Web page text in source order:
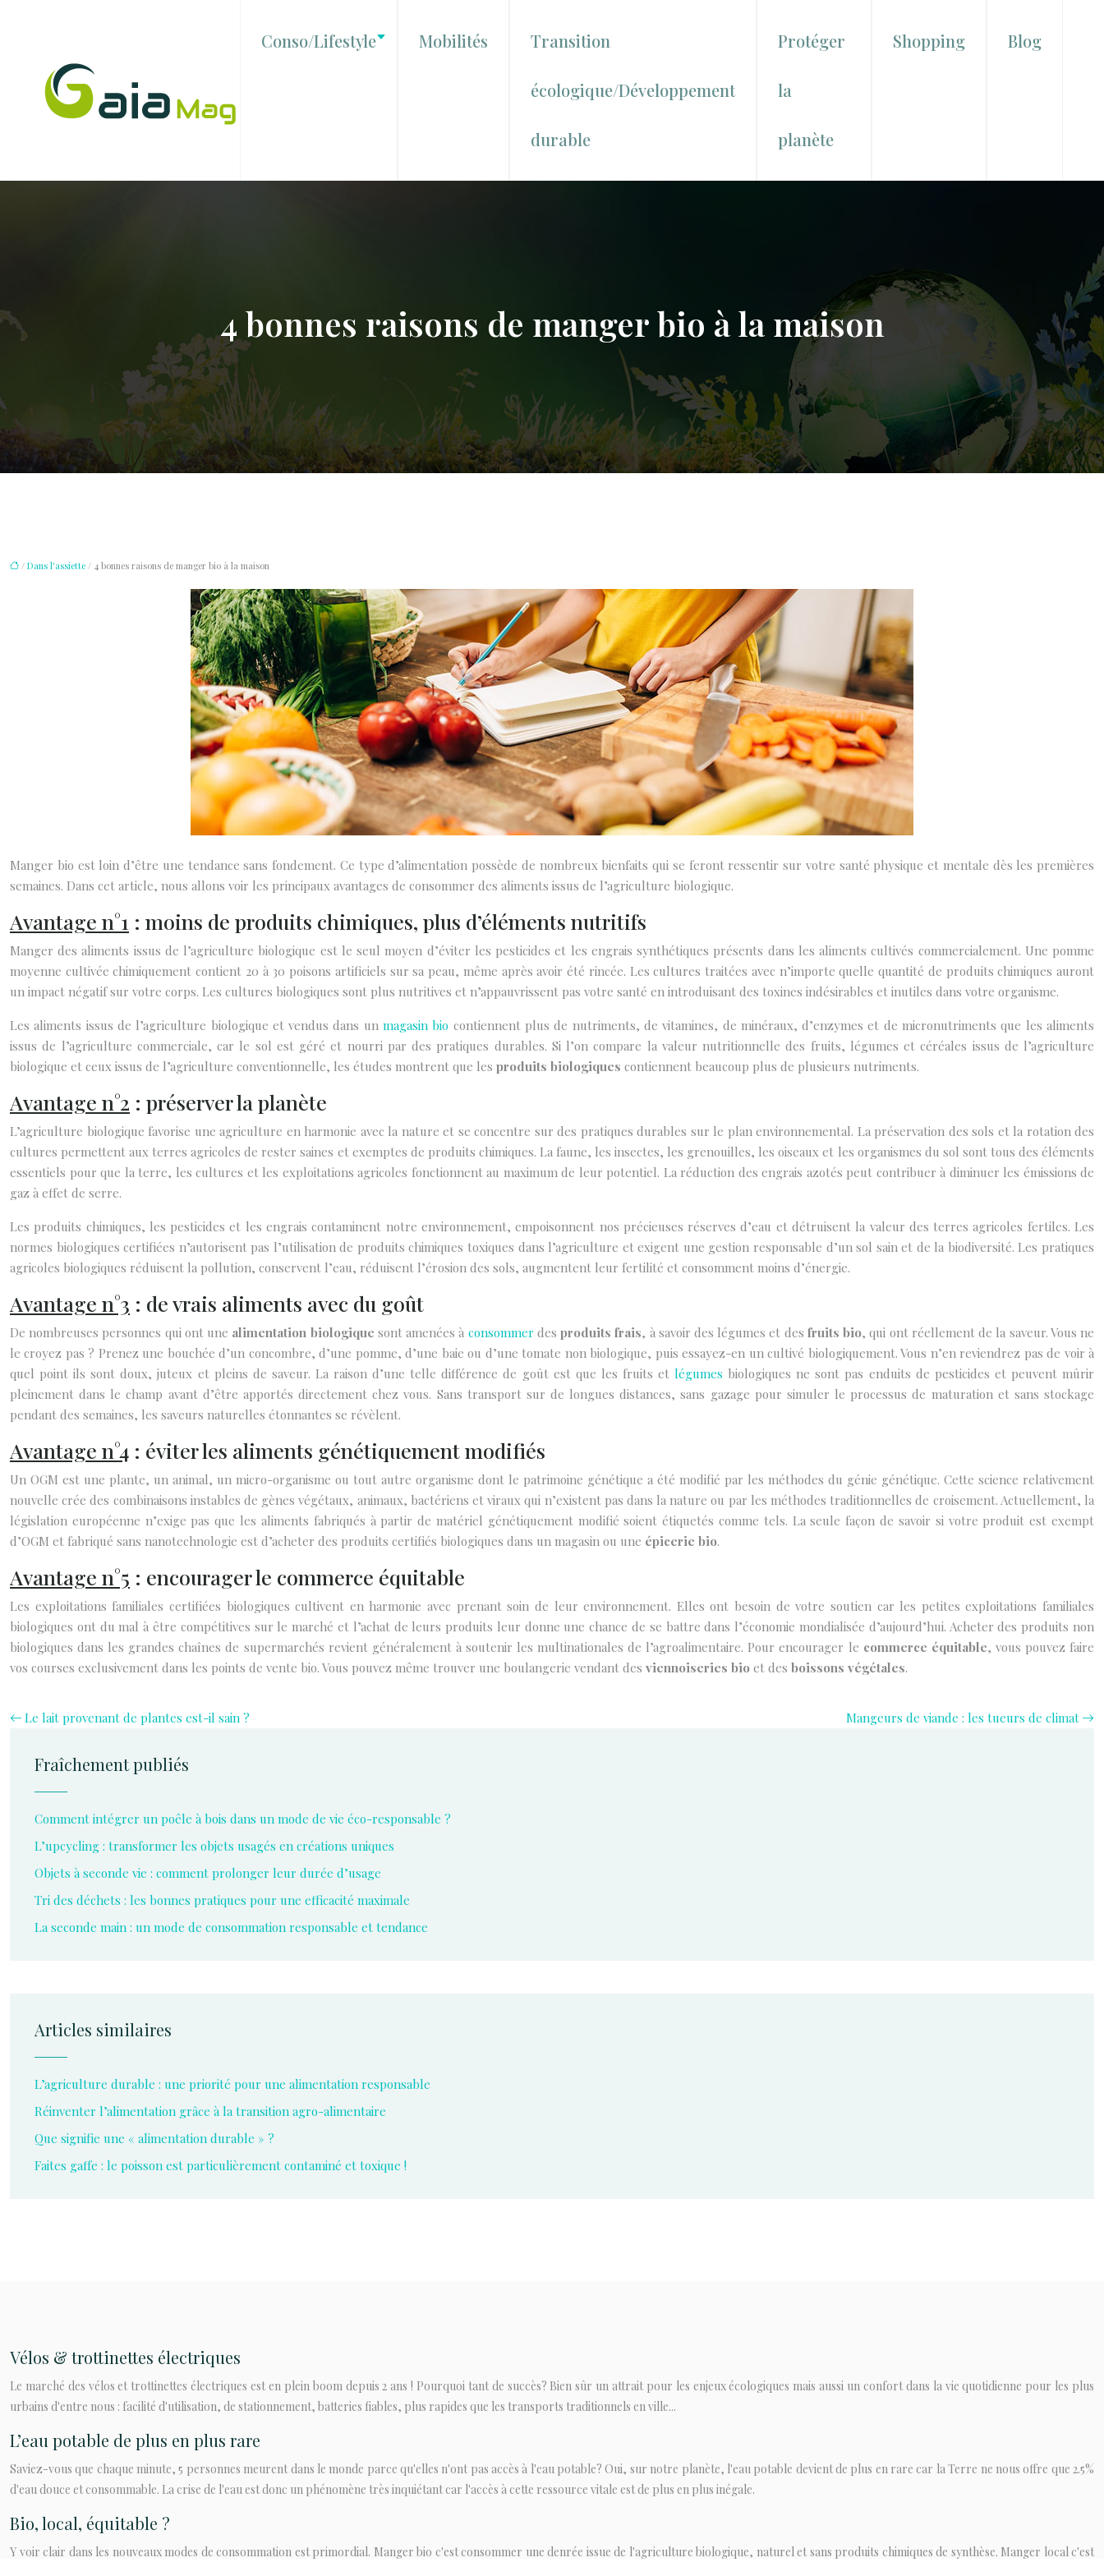
Conso/Lifestyle Mobilités Transition
écologique/Développement
durable
Protéger
la
planète
Shopping Blog
4 bonnes raisons de manger bio à la maison
/ Dans l'assiette / 4 bonnes raisons de manger bio à la maison
Manger bio est loin d’être une tendance sans fondement. Ce type d’alimentation possède de nombreux bienfaits qui se feront ressentir sur votre santé physique et mentale dès les premières
semaines. Dans cet article, nous allons voir les principaux avantages de consommer des aliments issus de l’agriculture biologique.
Avantage n°1 : moins de produits chimiques, plus d’éléments nutritifs
Manger des aliments issus de l’agriculture biologique est le seul moyen d’éviter les pesticides et les engrais synthétiques présents dans les aliments cultivés commercialement. Une pomme
moyenne cultivée chimiquement contient 20 à 30 poisons artificiels sur sa peau, même après avoir été rincée. Les cultures traitées avec n’importe quelle quantité de produits chimiques auront
un impact négatif sur votre corps. Les cultures biologiques sont plus nutritives et n’appauvrissent pas votre santé en introduisant des toxines indésirables et inutiles dans votre organisme.
Les aliments issus de l’agriculture biologique et vendus dans unmagasin bio contiennent plus de nutriments, de vitamines, de minéraux, d’enzymes et de micronutriments que les aliments
issus de l’agriculture commerciale, car le sol est géré et nourri par des pratiques durables. Si l’on compare la valeur nutritionnelle des fruits, légumes et céréales issus de l’agriculture
biologique et ceux issus de l’agriculture conventionnelle, les études montrent que les produits biologiques contiennent beaucoup plus de plusieurs nutriments.
Avantage n°2 : préserver la planète
L’agriculture biologique favorise une agriculture en harmonie avec la nature et se concentre sur des pratiques durables sur le plan environnemental. La préservation des sols et la rotation des
cultures permettent aux terres agricoles de rester saines et exemptes de produits chimiques. La faune, les insectes, les grenouilles, les oiseaux et les organismes du sol sont tous des éléments
essentiels pour que la terre, les cultures et les exploitations agricoles fonctionnent au maximum de leur potentiel. La réduction des engrais azotés peut contribuer à diminuer les émissions de
gaz à effet de serre.
Les produits chimiques, les pesticides et les engrais contaminent notre environnement, empoisonnent nos précieuses réserves d’eau et détruisent la valeur des terres agricoles fertiles. Les
normes biologiques certifiées n’autorisent pas l’utilisation de produits chimiques toxiques dans l’agriculture et exigent une gestion responsable d’un sol sain et de la biodiversité. Les pratiques
agricoles biologiques réduisent la pollution, conservent l’eau, réduisent l’érosion des sols, augmentent leur fertilité et consomment moins d’énergie.
Avantage n°3 : de vrais aliments avec du goût
De nombreuses personnes qui ont une alimentation biologique sont amenées à consommer desproduits frais, à savoir des légumes et des fruits bio, qui ont réellement de la saveur. Vous ne
le croyez pas ? Prenez une bouchée d’un concombre, d’une pomme, d’une baie ou d’une tomate non biologique, puis essayez-en un cultivé biologiquement. Vous n’en reviendrez pas de voir à
quel point ils sont doux, juteux et pleins de saveur. La raison d’une telle différence de goût est que les fruits etlégumes biologiques ne sont pas enduits de pesticides et peuvent mûrir
pleinement dans le champ avant d’être apportés directement chez vous. Sans transport sur de longues distances, sans gazage pour simuler le processus de maturation et sans stockage
pendant des semaines, les saveurs naturelles étonnantes se révèlent.
Avantage n°4 : éviter les aliments génétiquement modifiés
Un OGM est une plante, un animal, un micro-organisme ou tout autre organisme dont le patrimoine génétique a été modifié par les méthodes du génie génétique. Cette science relativement
nouvelle crée des combinaisons instables de gènes végétaux, animaux, bactériens et viraux qui n’existent pas dans la nature ou par les méthodes traditionnelles de croisement. Actuellement, la
législation européenne n’exige pas que les aliments fabriqués à partir de matériel génétiquement modifié soient étiquetés comme tels. La seule façon de savoir si votre produit est exempt
d’OGM et fabriqué sans nanotechnologie est d’acheter des produits certifiés biologiques dans un magasin ou une épicerie bio.
Avantage n°5 : encourager le commerce équitable
Les exploitations familiales certifiées biologiques cultivent en harmonie avec prenant soin de leur environnement. Elles ont besoin de votre soutien car les petites exploitations familiales
biologiques ont du mal à être compétitives sur le marché et l’achat de leurs produits leur donne une chance de se battre dans l’économie mondialisée d’aujourd’hui. Acheter des produits non
biologiques dans les grandes chaînes de supermarchés revient généralement à soutenir les multinationales de l’agroalimentaire. Pour encourager le commerce équitable, vous pouvez faire
vos courses exclusivement dans les points de vente bio. Vous pouvez même trouver une boulangerie vendant des viennoiseries bio et des boissons végétales.
Le lait provenant de plantes est-il sain ? Mangeurs de viande : les tueurs de climat
Fraîchement publiés
Comment intégrer un poêle à bois dans un mode de vie éco-responsable ?
L’upcycling : transformer les objets usagés en créations uniques
Objets à seconde vie : comment prolonger leur durée d’usage
Tri des déchets : les bonnes pratiques pour une efficacité maximale
La seconde main : un mode de consommation responsable et tendance
Articles similaires
L’agriculture durable : une priorité pour une alimentation responsable
Réinventer l’alimentation grâce à la transition agro-alimentaire
Que signifie une « alimentation durable » ?
Faites gaffe : le poisson est particulièrement contaminé et toxique !
Vélos & trottinettes électriques
Le marché des vélos et trottinettes électriques est en plein boom depuis 2 ans ! Pourquoi tant de succès? Bien sûr un attrait pour les enjeux écologiques mais aussi un confort dans la vie quotidienne pour les plus
urbains d'entre nous : facilité d'utilisation, de stationnement, batteries fiables, plus rapides que les transports traditionnels en ville...
L’eau potable de plus en plus rare
Saviez-vous que chaque minute, 5 personnes meurent dans le monde parce qu'elles n'ont pas accès à l'eau potable? Oui, sur notre planète, l'eau potable devient de plus en rare car la Terre ne nous offre que 2.5%
d'eau douce et consommable. La crise de l'eau est donc un phénomène très inquiétant car l'accès à cette ressource vitale est de plus en plus inégale.
Bio, local, équitable ?
Y voir clair dans les nouveaux modes de consommation est primordial. Manger bio c'est consommer une denrée issue de l'agriculture biologique, naturel et sans produits chimiques de synthèse. Manger local c'est